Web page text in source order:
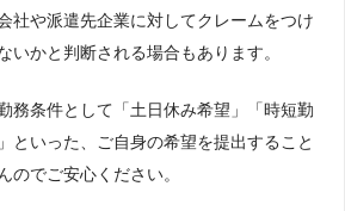
社や派遣先企業に対してクレームをつけ
いかと判断される場合もあります。
務条件として「土日休み希望」「時短勤
といった、ご自身の希望を提出すること
のでご安心ください。